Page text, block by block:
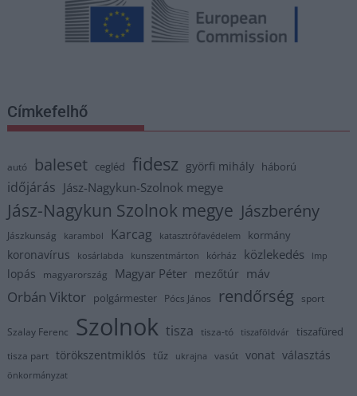
Címkefelhő
autó baleset cegléd fidesz györfi mihály háború
időjárás Jász-Nagykun-Szolnok megye
Jász-Nagykun Szolnok megye Jászberény
Jászkunság karambol Karcag katasztrófavédelem kormány
koronavírus kosárlabda kunszentmárton kórház közlekedés lmp
lopás magyarország Magyar Péter mezőtúr máv
Orbán Viktor polgármester Pócs János rendőrség sport
Szalay Ferenc Szolnok tisza tisza-tó tiszaföldvár tiszafüred
tisza part törökszentmiklós tűz ukrajna vasút vonat választás
önkormányzat